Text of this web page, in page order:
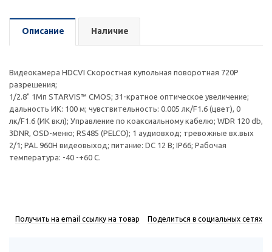
Описание Наличие
Видеокамера HDCVI Скоростная купольная поворотная 720P
разрешения;
1/2.8" 1Mп STARVIS™ CMOS; 31-кратное оптическое увеличение;
дальность ИК: 100 м; чувствительность: 0.005 лк/F1.6 (цвет), 0
лк/F1.6 (ИК вкл); Управление по коаксиальному кабелю; WDR 120 db,
3DNR, OSD-меню; RS485 (PELCO); 1 аудиовход; тревожные вх.вых
2/1; PAL 960H видеовыход; питание: DC 12 В; IP66; Рабочая
температура: -40 -+60 С.
Получить на email ссылку на товар Поделиться в социальных сетях